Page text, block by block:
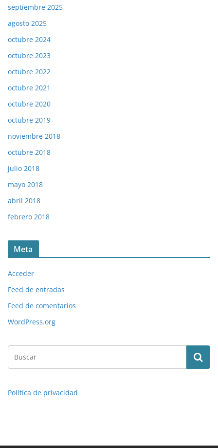
septiembre 2025
agosto 2025
octubre 2024
octubre 2023
octubre 2022
octubre 2021
octubre 2020
octubre 2019
noviembre 2018
octubre 2018
julio 2018
mayo 2018
abril 2018
febrero 2018
Meta
Acceder
Feed de entradas
Feed de comentarios
WordPress.org
Política de privacidad